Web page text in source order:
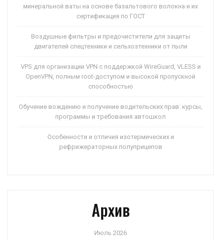
минеральной ваты на основе базальтового волокна и их
сертификация по ГОСТ
Воздушные фильтры и предочистители для защиты
двигателей спецтехники и сельхозтехники от пыли
VPS для организации VPN с поддержкой WireGuard, VLESS и
OpenVPN, полным root-доступом и высокой пропускной
способностью
Обучение вождению и получение водительских прав: курсы,
программы и требования автошкол
Особенности и отличия изотермических и
рефрижераторных полуприцепов
Архив
Июль 2026